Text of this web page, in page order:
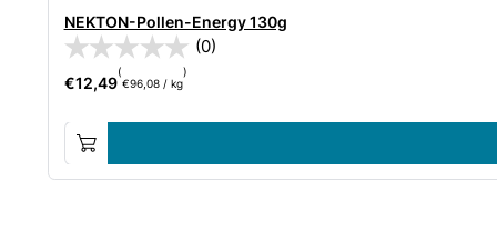
NEKTON-Pollen-Energy 130g
(0)
€12,49
(
€96,08/ kg
)